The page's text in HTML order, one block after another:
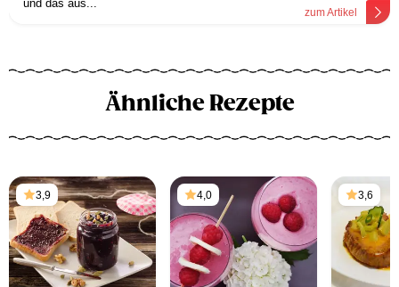
und das aus...
zum Artikel
Ähnliche Rezepte
3,9 4,0 3,6